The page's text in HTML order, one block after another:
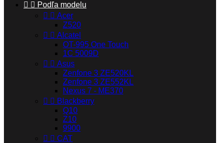
  Podľa modelu
  Acer
Z520
  Alcatel
OT-995 One Touch
1C 5009D
  Asus
Zenfone 3 ZE520KL
Zenfone 3 ZE552KL
Nexus 7 - ME370
  Blackberry
Q10
Z10
9900
  CAT